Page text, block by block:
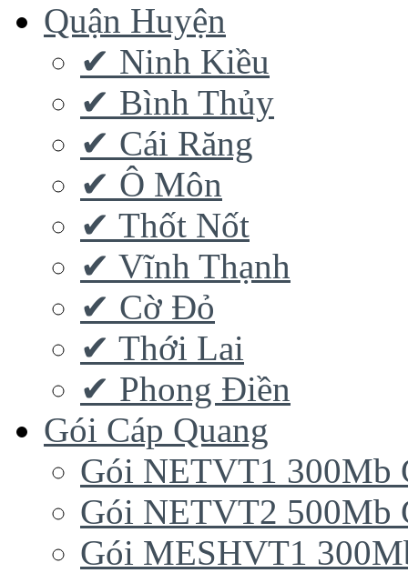
Quận Huyện
✔ Ninh Kiều
✔ Bình Thủy
✔ Cái Răng
✔ Ô Môn
✔ Thốt Nốt
✔ Vĩnh Thạnh
✔ Cờ Đỏ
✔ Thới Lai
✔ Phong Điền
Gói Cáp Quang
Gói NETVT1 300Mb
Gói NETVT2 500Mb
Gói MESHVT1